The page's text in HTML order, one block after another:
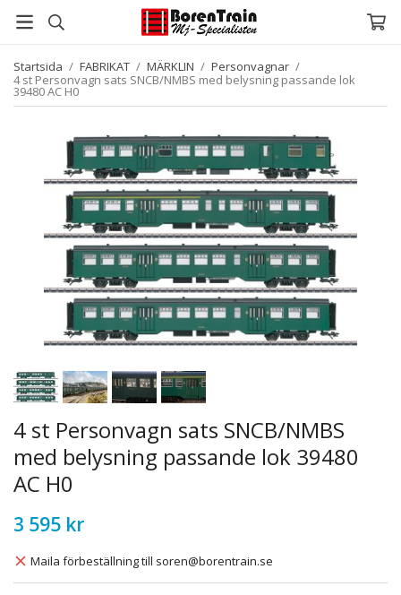
Startsida / FABRIKAT / MÄRKLIN / Personvagnar /
4 st Personvagn sats SNCB/NMBS med belysning passande lok
39480 AC H0
4 st Personvagn sats SNCB/NMBS
med belysning passande lok 39480
AC H0
3 595 kr
Maila förbeställning till soren@borentrain.se